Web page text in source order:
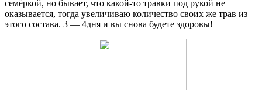
семёркой, но бывает, что какой-то травки под рукой не
оказывается, тогда увеличиваю количество своих же трав из
этого состава. 3 — 4дня и вы снова будете здоровы!